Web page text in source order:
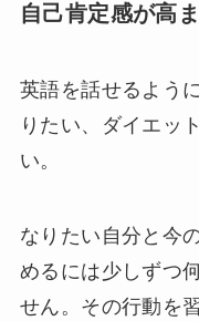
自己肯定感が高
英語を話せるよう
りたい、ダイエッ
い。
なりたい自分と今
めるには少しずつ
せん。その行動を